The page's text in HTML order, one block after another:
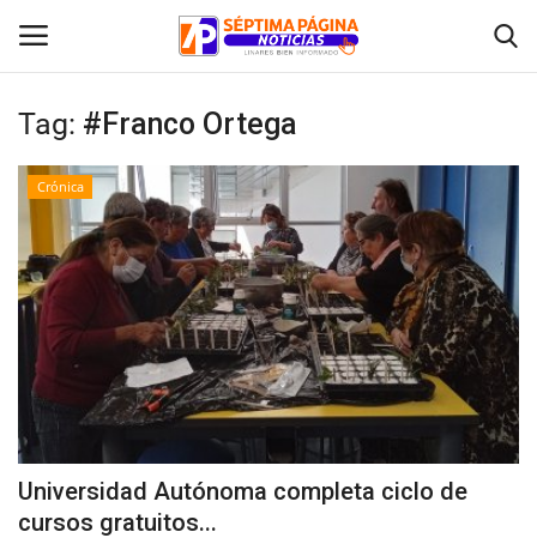
Inicio
Crónica
Policial
Tribunales
Deporte
Política
Espectáculos
Tag: #Franco Ortega
Crónica
Universidad Autónoma completa ciclo de
cursos gratuitos...